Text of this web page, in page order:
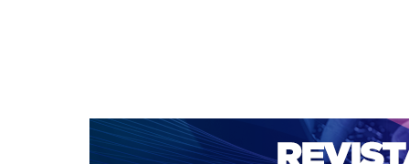
CAPA SOBRE ACESSO CADASTRO
NOTÍCIAS
PORTAL DE REVISTAS DA UNIFACS